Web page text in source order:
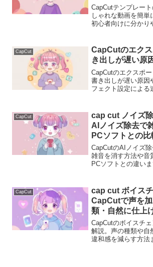
CapCutテンプレー
しゃれな動画を簡単
初心者向けに分かり
CapCut
CapCutのエク
き出しが遅い原
CapCutのエクスポー
書き出しが遅い原因
フェクト設定による
CapCut
cap cut ノイズ
AIノイズ除去で
PCソフトとの比
CapCutのAIノイズ除
雑音を消す方法や音
PCソフトとの違い
CapCut
cap cut ボイスチ
CapCutで声を
類・自然に仕上
CapCutのボイスチ
解説。声の種類や自
違和感を減らす方法